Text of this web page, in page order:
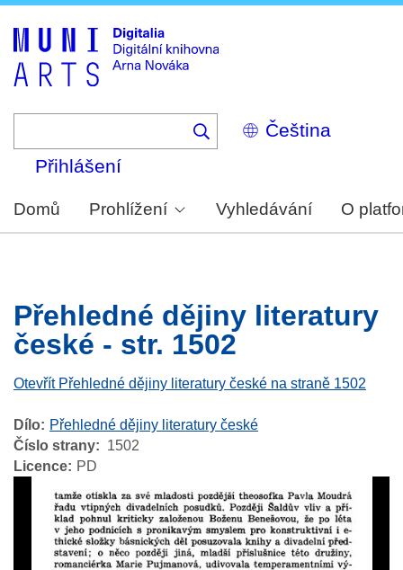
Select
your
Přihlášení
Domů Prohlížení Vyhledávání O
Přehledné dějiny literatury
české - str. 1502
Otevřít Přehledné dějiny literatury české na straně 1502
Dílo
Přehledné dějiny literatury české
Číslo strany
1502
Licence
PD